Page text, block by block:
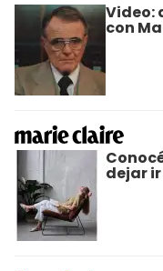
Video:
con
dejar